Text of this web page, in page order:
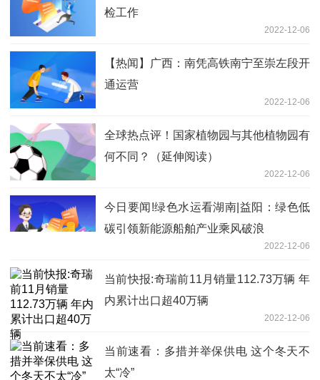
检工作
2022-12-06
【热闻】广西：南凭高铁南宁至崇左段开
通运营
2022-12-06
全球热点评！国家植物园与其他植物园有
何不同？（延伸阅读）
2022-12-06
今日要闻!绿色水运看湖南|益阳：绿色低
碳引领新能源船舶产业乘风破浪
2022-12-06
当前快报:奇瑞前11月销量112.73万辆 年
内累计出口超40万辆
2022-12-06
当前速看：多措并举保供电 这个冬天不
太“冷”